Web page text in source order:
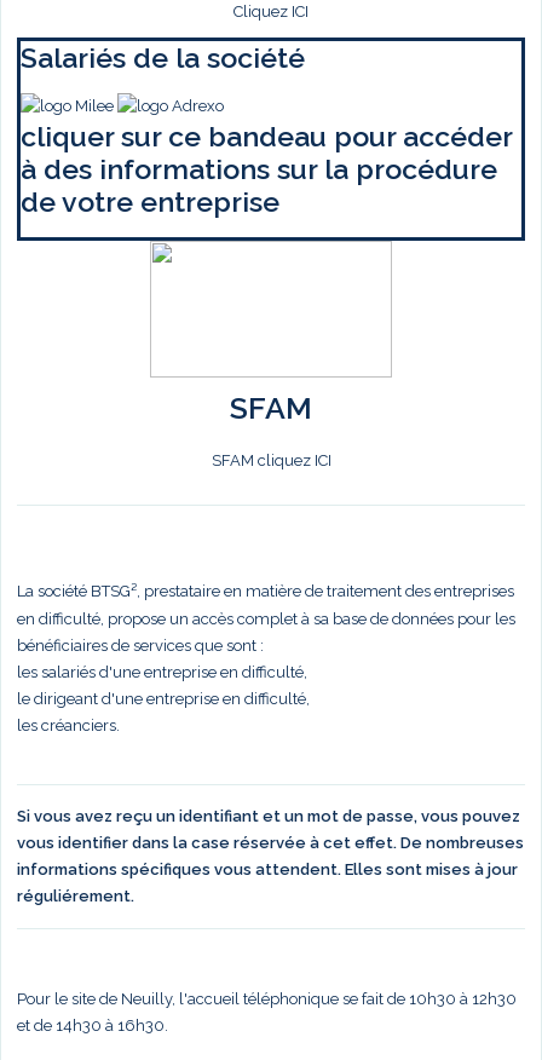
Cliquez ICI
Salariés de la société
cliquer sur ce bandeau pour accéder
à des informations sur la procédure
de votre entreprise
SFAM
SFAM cliquez ICI
La société BTSG², prestataire en matière de traitement des entreprises
en difficulté, propose un accès complet à sa base de données pour les
bénéficiaires de services que sont :
les salariés d'une entreprise en difficulté,
le dirigeant d'une entreprise en difficulté,
les créanciers.
Si vous avez reçu un identifiant et un mot de passe, vous pouvez
vous identifier dans la case réservée à cet effet. De nombreuses
informations spécifiques vous attendent. Elles sont mises à jour
réguliérement.
Pour le site de Neuilly, l'accueil téléphonique se fait de 10h30 à 12h30
et de 14h30 à 16h30.